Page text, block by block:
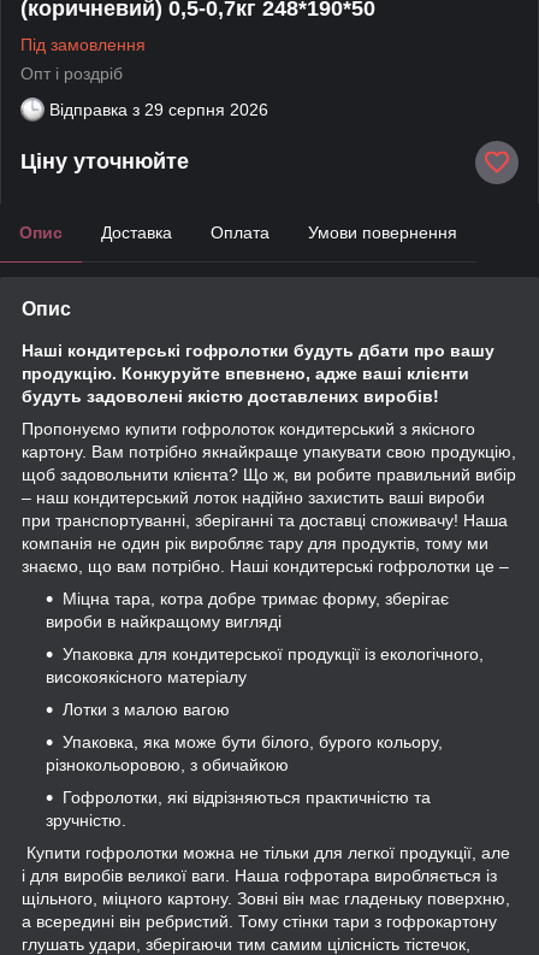
(коричневий) 0,5-0,7кг 248*190*50
Під замовлення
Опт і роздріб
Відправка з 29 серпня 2026
Ціну уточнюйте
Опис Доставка Оплата Умови повернення
Опис
Наші кондитерські гофролотки будуть дбати про вашу
продукцію. Конкуруйте впевнено, адже ваші клієнти
будуть задоволені якістю доставлених виробів!
Пропонуємо купити гофролоток кондитерський з якісного
картону. Вам потрібно якнайкраще упакувати свою продукцію,
щоб задовольнити клієнта? Що ж, ви робите правильний вибір
– наш кондитерський лоток надійно захистить ваші вироби
при транспортуванні, зберіганні та доставці споживачу! Наша
компанія не один рік виробляє тару для продуктів, тому ми
знаємо, що вам потрібно. Наші кондитерські гофролотки це –
Міцна тара, котра добре тримає форму, зберігає
вироби в найкращому вигляді
Упаковка для кондитерської продукції із екологічного,
високоякісного матеріалу
Лотки з малою вагою
Упаковка, яка може бути білого, бурого кольору,
різнокольоровою, з обичайкою
Гофролотки, які відрізняються практичністю та
зручністю.
Купити гофролотки можна не тільки для легкої продукції, але
і для виробів великої ваги. Наша гофротара виробляється із
щільного, міцного картону. Зовні він має гладеньку поверхню,
а всередині він ребристий. Тому стінки тари з гофрокартону
глушать удари, зберігаючи тим самим цілісність тістечок,